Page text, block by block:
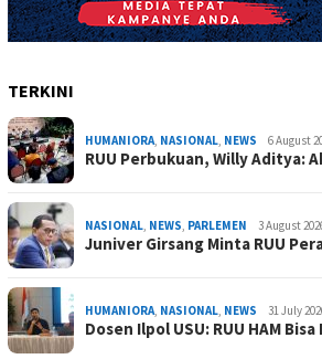
TERKINI
HUMANIORA, NASIONAL, NEWS 6 August
RUU Perbukuan, Willy Aditya:
NASIONAL, NEWS, PARLEMEN 3 August
Juniver Girsang Minta RUU
HUMANIORA, NASIONAL, NEWS 31 July
Dosen Ilpol USU: RUU HAM